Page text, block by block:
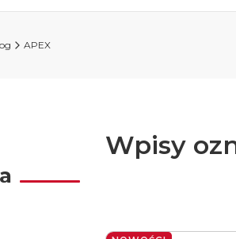
APEX
Wpisy